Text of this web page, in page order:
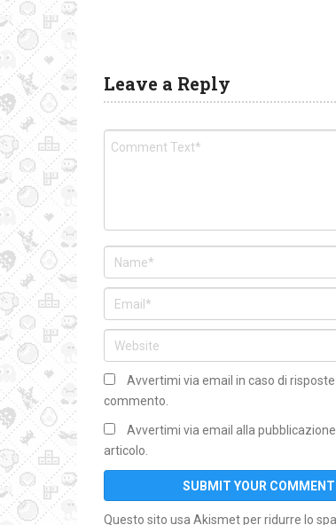
Leave a Reply
Avvertimi via email in caso di
commento.
Avvertimi via email alla
articolo.
Questo sito usa Akismet per ridurre lo